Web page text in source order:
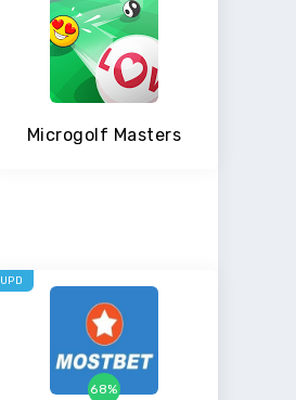
Microgolf Masters
68%
UPD